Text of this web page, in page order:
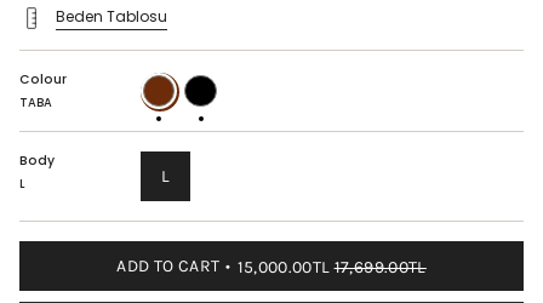
Beden Tablosu
Colour
TABA
TABA BLACK
Body
L L
ADD TO CART 15,000.00TL 17,699.00TL